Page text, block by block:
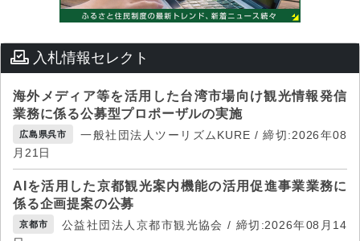
入札情報セレクト
海外メディア等を活用した台湾市場向け観光情報発信
業務に係る公募型プロポーザルの実施
広島県呉市
一般社団法人ツーリズムKURE / 締切:2026年08
月21日
AIを活用した京都観光案内機能の活用促進事業業務に
係る企画提案の公募
京都市
公益社団法人京都市観光協会 / 締切:2026年08月14